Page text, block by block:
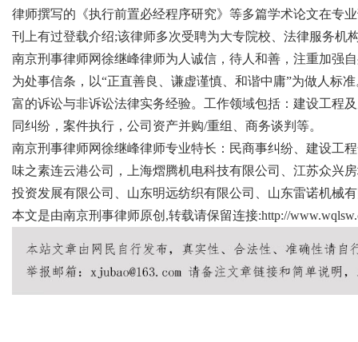
Bo
律师撰写的《执行前置必经程序研究》等多篇学术论文在专
刊上有过登载介绍;该律师多次受聘为大专院校、法律服务机
南京刑事律师网徐继峰律师为人诚信，待人和善，注重加强
为处事信条，以“正直善良、谦虚谨慎、和谐中庸”为做人标
富的诉讼与非诉讼法律实务经验。工作领域包括：建设工程
同纠纷，案件执行，公司资产并购/重组、商务谈判等。
南京刑事律师网徐继峰律师专业特长：民商事纠纷、建设工
味之素连云港公司，上海熠腾机电科技有限公司、江苏众兴
投资发展有限公司、山东明远纺织有限公司、山东雷诺机械
本文是由南京刑事律师原创,转载请保留连接:http://